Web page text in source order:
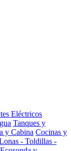
Eléctricos
Tanques y
y Cabina Cocinas y
- Toldillas -